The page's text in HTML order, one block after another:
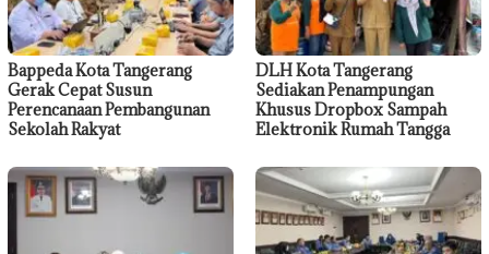
Bappeda Kota Tangerang
Gerak Cepat Susun
Perencanaan Pembangunan
Sekolah Rakyat
DLH Kota Tangerang
Sediakan Penampungan
Khusus Dropbox Sampah
Elektronik Rumah Tangga